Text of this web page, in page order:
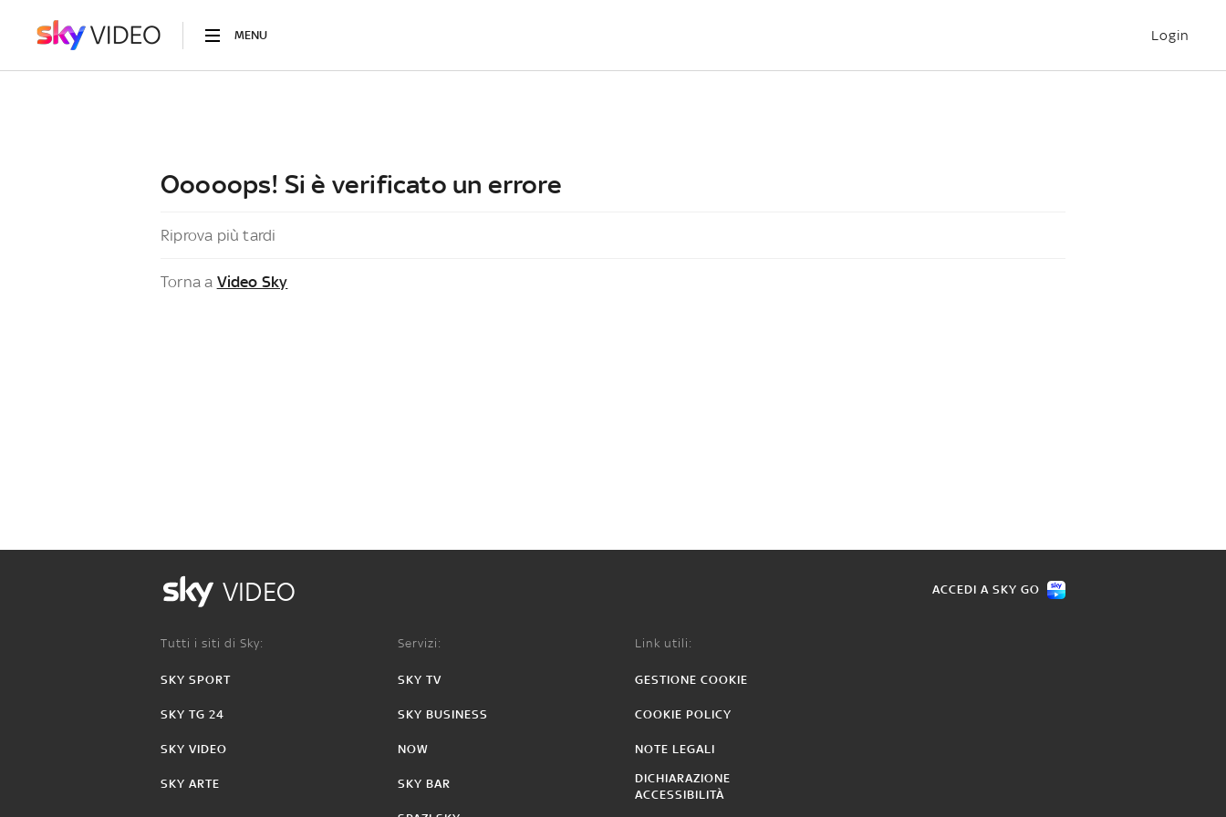
MENU Login
Ooooops! Si è verificato un errore
Riprova più tardi
Torna a Video Sky
VIDEO ACCEDI A SKY GO
Tutti i siti di Sky:
SKY SPORT
SKY TG 24
SKY VIDEO
SKY ARTE
Servizi:
SKY TV
SKY BUSINESS
NOW
SKY BAR
Link utili:
GESTIONE COOKIE
COOKIE POLICY
NOTE LEGALI
DICHIARAZIONE
ACCESSIBILITÀ